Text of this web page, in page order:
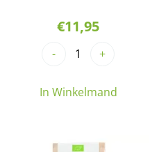
€11,95
- +
In Winkelmand